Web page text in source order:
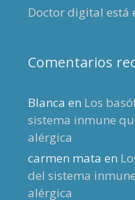
Doctor digital está
Comentarios
Blanca en Los
sistema inmune
alérgica
carmen mata en
del sistema
alérgica